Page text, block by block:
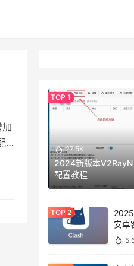
资
27.5K
2024新版本
配置教程
安卓
程